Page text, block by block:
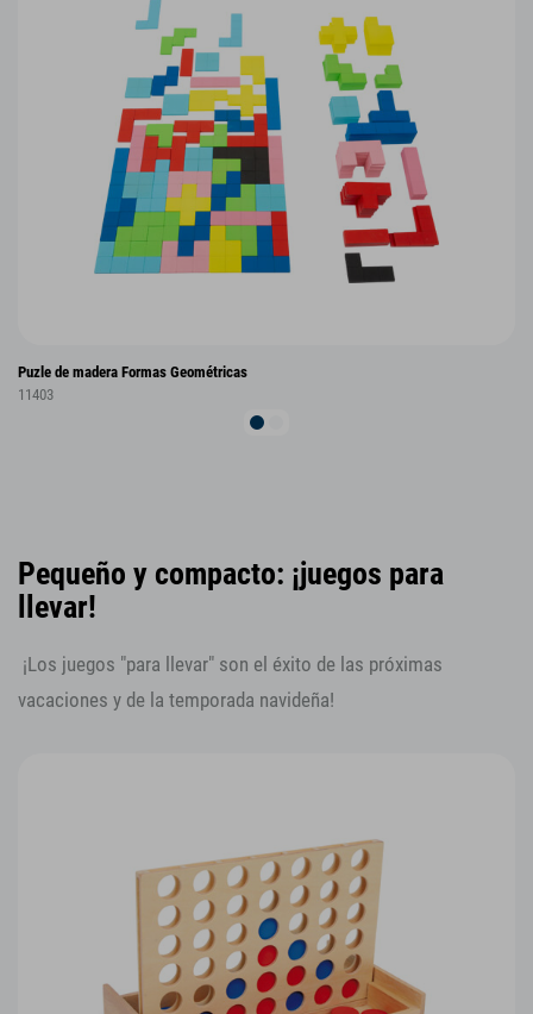
Puzle de madera Formas Geométricas
11403
Pequeño y compacto: ¡juegos para
llevar!
¡Los juegos "para llevar" son el éxito de las próximas
vacaciones y de la temporada navideña!